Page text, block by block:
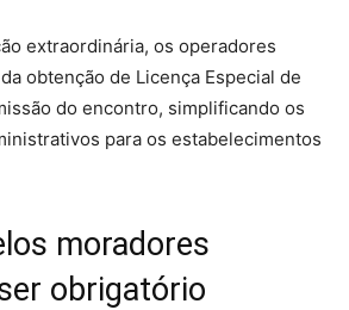
extraordinária, os operadores
obtenção de Licença Especial de
do encontro, simplificando os
para os estabelecimentos
moradores
obrigatório